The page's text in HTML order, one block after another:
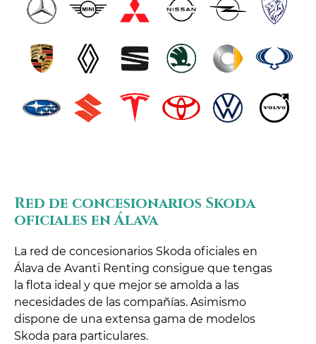
Red de concesionarios Skoda
oficiales en Álava
La red de concesionarios Skoda oficiales en
Álava de Avanti Renting consigue que tengas
la flota ideal y que mejor se amolda a las
necesidades de las compañías. Asimismo
dispone de una extensa gama de modelos
Skoda para particulares.